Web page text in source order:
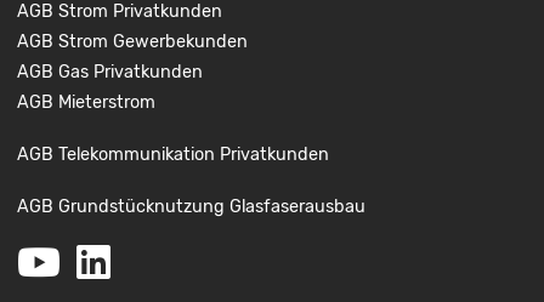
AGB Strom Privatkunden
AGB Strom Gewerbekunden
AGB Gas Privatkunden
AGB Mieterstrom
AGB Telekommunikation Privatkunden
AGB Grundstücknutzung Glasfaserausbau
Youtube